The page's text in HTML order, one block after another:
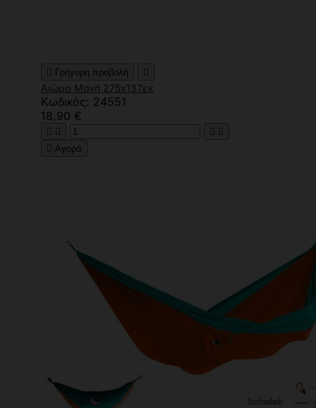
 Γρήγορη προβολή 
Αιώρα Μονή 275x137εκ
Κωδικός: 24551
18,90 €
   
 Αγορά